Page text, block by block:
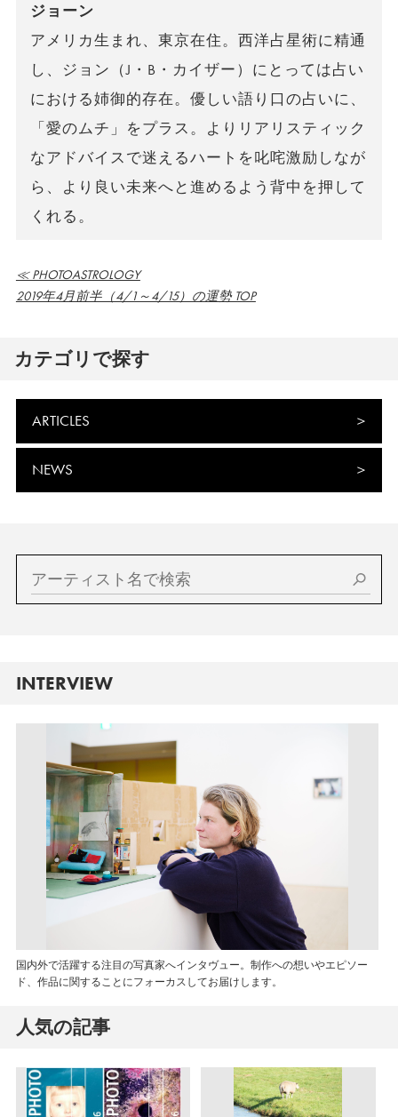
ジョーン
アメリカ生まれ、東京在住。西洋占星術に精通
し、ジョン（J・B・カイザー）にとっては占い
における姉御的存在。優しい語り口の占いに、
「愛のムチ」をプラス。よりリアリスティック
なアドバイスで迷えるハートを叱咤激励しなが
ら、より良い未来へと進めるよう背中を押して
くれる。
≪ PHOTOASTROLOGY
2019年4月前半（4/1～4/15）の運勢 TOP
カテゴリで探す
ARTICLES
NEWS
INTERVIEW
国内外で活躍する注目の写真家へインタヴュー。制作への想いやエピソー
ド、作品に関することにフォーカスしてお届けします。
人気の記事